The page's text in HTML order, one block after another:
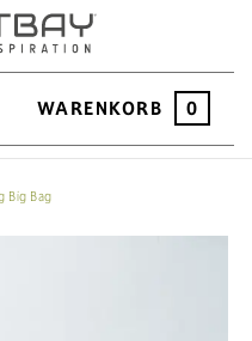
WARENKORB 0
Big Bag